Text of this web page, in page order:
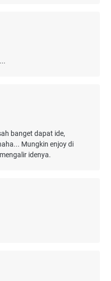
banget dapat ide,
Mungkin enjoy di
idenya.